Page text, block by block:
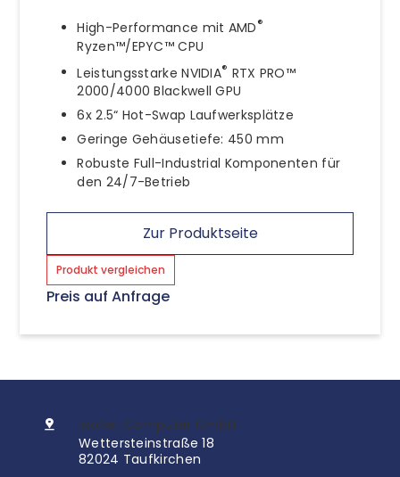
High-Performance mit AMD®
Ryzen™/EPYC™ CPU
Leistungsstarke NVIDIA® RTX PRO™
2000/4000 Blackwell GPU
6x 2.5“ Hot-Swap Laufwerksplätze
Geringe Gehäusetiefe: 450 mm
Robuste Full-Industrial Komponenten für
den 24/7-Betrieb
Zur Produktseite
Produkt vergleichen
Preis auf Anfrage
InoNet Computer GmbH
Wettersteinstraße 18
82024 Taufkirchen